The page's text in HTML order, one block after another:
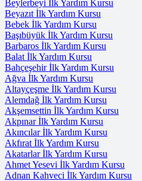
Beylerbeyi İlk Yardım Kursu
Beyazıt İlk Yardım Kursu
Bebek İlk Yardım Kursu
Başıbüyük İlk Yardım Kursu
Barbaros İlk Yardım Kursu
Balat İlk Yardım Kursu
Bahçeşehir İlk Yardım Kursu
Ağva İlk Yardım Kursu
Altayçeşme İlk Yardım Kursu
Alemdağ İlk Yardım Kursu
Akşemsettin İlk Yardım Kursu
Akpınar İlk Yardım Kursu
Akıncılar İlk Yardım Kursu
Akfırat İlk Yardım Kursu
Akatarlar İlk Yardım Kursu
Ahmet Yesevi İlk Yardım Kursu
Adnan Kahveci İlk Yardım Kursu